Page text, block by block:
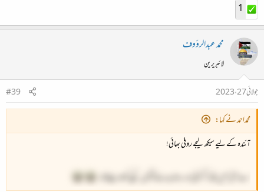
1
محمد عبدالرؤوف
لائبریرین
جولائی 27، 2023
#39
محمداحمد نے کہا:
آئندہ کے لیے سیکھ لیجے روفی بھائی!
اے آئی نہیں بلکہ اگر کوئی اور روٹھ جائےتو گول گپے کھلا دیجے گا۔